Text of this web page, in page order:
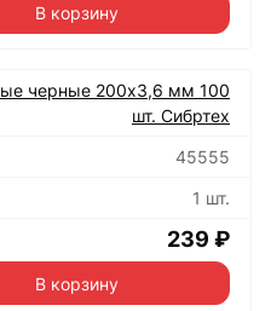
В корзину
черные 200х3,6 мм 100
шт. Сибртех
45555
1 шт.
239 ₽
В корзину